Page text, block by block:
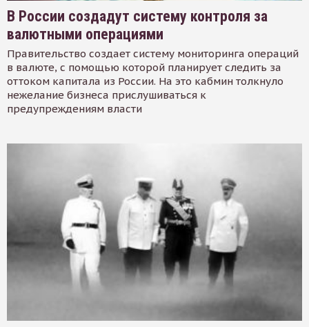
В России создадут систему контроля за
валютными операциями
Правительство создает систему мониторинга операций
в валюте, с помощью которой планирует следить за
оттоком капитала из России. На это кабмин толкнуло
нежелание бизнеса прислушиваться к
предупреждениям власти